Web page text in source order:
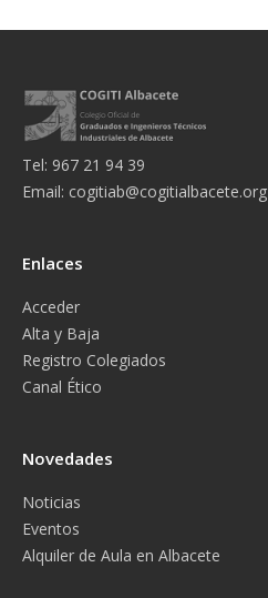
Tel: 967 21 94 39
Email: cogitiab@cogitialbacete.org
Enlaces
Acceder
Alta y Baja
Registro Colegiados
Canal Ético
Novedades
Noticias
Eventos
Alquiler de Aula en Albacete